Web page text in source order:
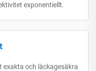
exponentiellt.
exakta och läckagesäkra